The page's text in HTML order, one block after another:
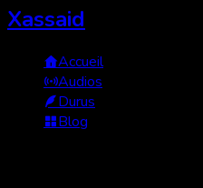
Xassaid
Accueil
Audios
Durus
Blog